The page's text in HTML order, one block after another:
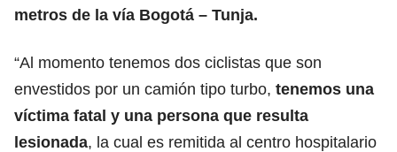
metros de la vía Bogotá – Tunja.
“Al momento tenemos dos ciclistas que son
envestidos por un camión tipo turbo, tenemos una
víctima fatal y una persona que resulta
lesionada, la cual es remitida al centro hospitalario